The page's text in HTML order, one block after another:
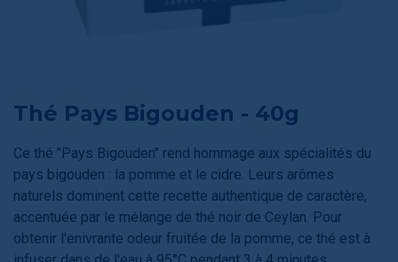
Thé Pays Bigouden - 40g
Ce thé "Pays Bigouden" rend hommage aux spécialités du
pays bigouden : la pomme et le cidre. Leurs arômes
naturels dominent cette recette authentique de caractère,
accentuée par le mélange de thé noir de Ceylan. Pour
obtenir l'enivrante odeur fruitée de la pomme, ce thé est à